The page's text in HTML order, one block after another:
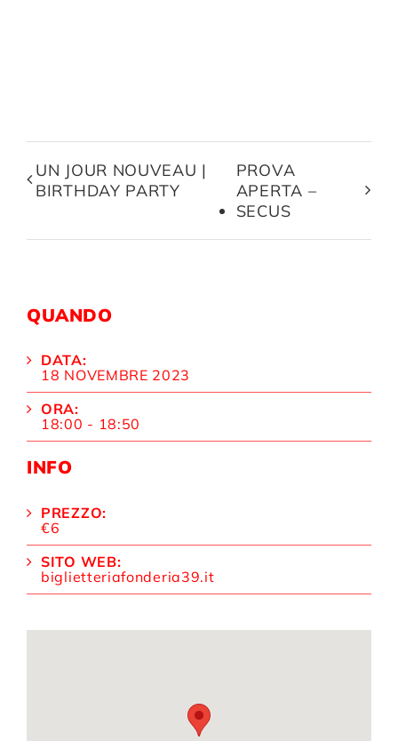
UN JOUR NOUVEAU |
BIRTHDAY PARTY
PROVA
APERTA –
SECUS
QUANDO
DATA:
18 NOVEMBRE 2023
ORA:
18:00 - 18:50
INFO
PREZZO:
€6
SITO WEB:
biglietteriafonderia39.it